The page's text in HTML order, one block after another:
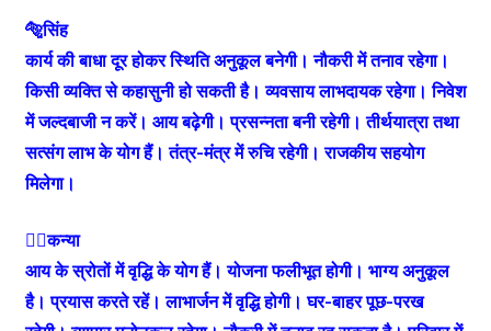
🐅सिंह
कार्य की बाधा दूर होकर स्थिति अनुकूल बनेगी। नौकरी में तनाव रहेगा।
किसी व्यक्ति से कहासुनी हो सकती है। व्यवसाय लाभदायक रहेगा। निवेश
में जल्दबाजी न करें। आय बढ़ेगी। प्रसन्नता बनी रहेगी। तीर्थयात्रा तथा
सत्संग लाभ के योग हैं। तंत्र-मंत्र में रुचि रहेगी। राजकीय सहयोग
मिलेगा।
🙍‍♀️कन्या
आय के स्रोतों में वृद्धि के योग हैं। योजना फलीभूत होगी। भाग्य अनुकूल
है। प्रयास करते रहें। लाभार्जन में वृद्धि होगी। घर-बाहर पूछ-परख